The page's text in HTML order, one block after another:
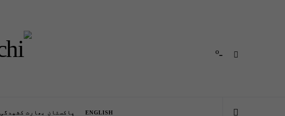
-º
ENGLISH پاکستان بھارت کشیدگی